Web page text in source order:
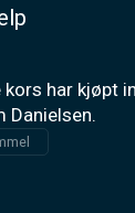
kors har kjøpt
Danielsen.